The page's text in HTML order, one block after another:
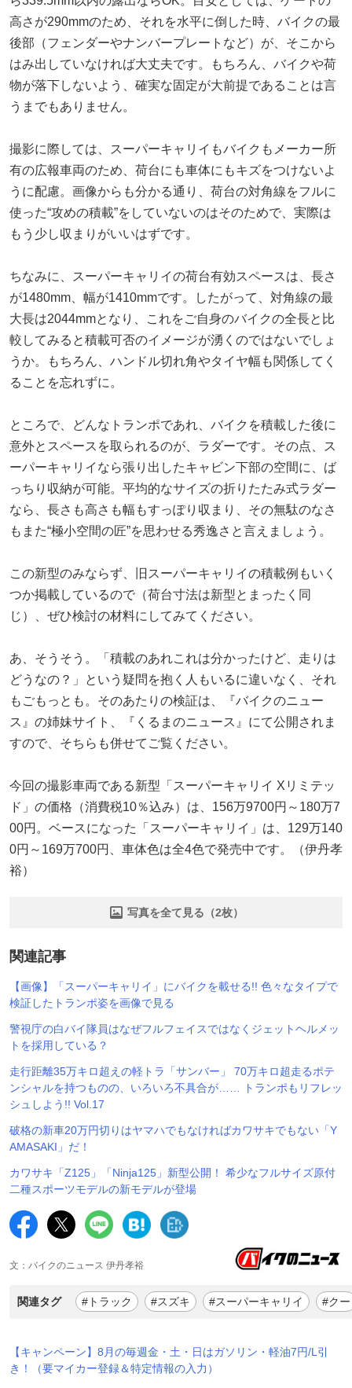
高さが290mmのため、それを水平に倒した時、バイクの最
後部（フェンダーやナンバープレートなど）が、そこから
はみ出していなければ大丈夫です。もちろん、バイクや荷
物が落下しないよう、確実な固定が大前提であることは言
うまでもありません。
撮影に際しては、スーパーキャリイもバイクもメーカー所
有の広報車両のため、荷台にも車体にもキズをつけないよ
うに配慮。画像からも分かる通り、荷台の対角線をフルに
使った“攻めの積載”をしていないのはそのためで、実際は
もう少し収まりがいいはずです。
ちなみに、スーパーキャリイの荷台有効スペースは、長さ
が1480mm、幅が1410mmです。したがって、対角線の最
大長は2044mmとなり、これをご自身のバイクの全長と比
較してみると積載可否のイメージが湧くのではないでしょ
うか。もちろん、ハンドル切れ角やタイヤ幅も関係してく
ることを忘れずに。
ところで、どんなトランポであれ、バイクを積載した後に
意外とスペースを取られるのが、ラダーです。その点、ス
ーパーキャリイなら張り出したキャビン下部の空間に、ば
っちり収納が可能。平均的なサイズの折りたたみ式ラダー
なら、長さも高さも幅もすっぽり収まり、その無駄のなさ
もまた“極小空間の匠”を思わせる秀逸さと言えましょう。
この新型のみならず、旧スーパーキャリイの積載例もいく
つか掲載しているので（荷台寸法は新型とまったく同
じ）、ぜひ検討の材料にしてみてください。
あ、そうそう。「積載のあれこれは分かったけど、走りは
どうなの？」という疑問を抱く人もいるに違いなく、それ
もごもっとも。そのあたりの検証は、『バイクのニュー
ス』の姉妹サイト、『くるまのニュース』にて公開されま
すので、そちらも併せてご覧ください。
今回の撮影車両である新型「スーパーキャリイ Xリミテッ
ド」の価格（消費税10％込み）は、156万9700円～180万7
00円。ベースになった「スーパーキャリイ」は、129万140
0円～169万700円、車体色は全4色で発売中です。（伊丹孝
裕）
写真を全て見る（2枚）
関連記事
【画像】「スーパーキャリイ」にバイクを載せる!! 色々なタイプで
検証したトランポ姿を画像で見る
警視庁の白バイ隊員はなぜフルフェイスではなくジェットヘルメッ
トを採用している？
走行距離35万キロ超えの軽トラ「サンバー」 70万キロ超走るポテ
ンシャルを持つものの、いろいろ不具合が…… トランポもリフレッ
シュしよう!! Vol.17
破格の新車20万円切りはヤマハでもなければカワサキでもない「Y
AMASAKI」だ！
カワサキ「Z125」「Ninja125」新型公開！ 希少なフルサイズ原付
二種スポーツモデルの新モデルが登場
文：バイクのニュース 伊丹孝裕
関連タグ #トラック #スズキ #スーパーキャリイ #クー
【キャンペーン】8月の毎週金・土・日はガソリン・軽油7円/L引
き！（要マイカー登録＆特定情報の入力）